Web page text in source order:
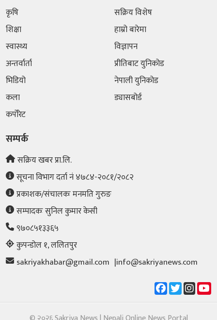
कृषि
शिक्षा
स्वास्थ्य
अन्तर्वार्ता
भिडियो
कला
कर्पोरेट
सक्रिय विशेष
हाम्रो बारेमा
विज्ञापन
प्रीतिबाट युनिकोड
नेपाली युनिकोड
ड्यासबोर्ड
सम्पर्क
सक्रिय खबर प्रा.लि.
सूचना विभाग दर्ता नं ४७८४-२०८१/२०८२
प्रकाशक/संचालकः मनमति गुरुङ
सम्पादकः सुनिल कुमार के‌सी
९७०८५१३३६५
कुपन्डोल १, ललितपुर
sakriyakhabar@gmail.com |info@sakriyanews.com